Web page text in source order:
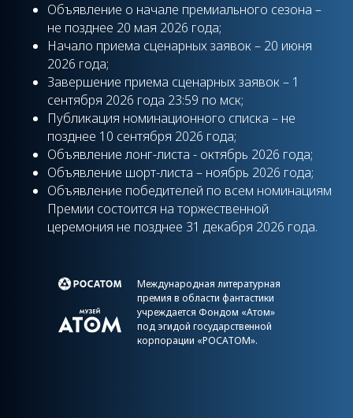
Объявление о начале премиального сезона –
не позднее 20 мая 2026 года;
Начало приема сценарных заявок – 20 июня
2026 года;
Завершение приема сценарных заявок – 1
сентября 2026 года 23:59 по мск;
Публикация номинационного списка – не
позднее 10 сентября 2026 года;
Объявление лонг-листа - октябрь 2026 года;
Объявление шорт-листа – ноябрь 2026 года;
Объявление победителей по всем номинациям
Премии состоится на торжественной
церемония не позднее 31 декабря 2026 года.
Международная литературная
премия в области фантастики
учреждается Фондом «Атом»
под эгидой государственной
корпорации «РОСАТОМ».